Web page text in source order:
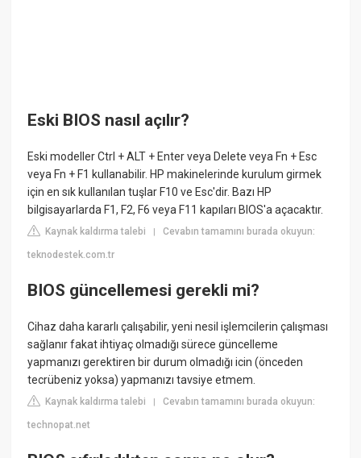
Eski BIOS nasıl açılır?
Eski modeller Ctrl + ALT + Enter veya Delete veya Fn + Esc
veya Fn + F1 kullanabilir. HP makinelerinde kurulum girmek
için en sık kullanılan tuşlar F10 ve Esc'dir. Bazı HP
bilgisayarlarda F1, F2, F6 veya F11 kapıları BIOS'a açacaktır.
Kaynak kaldırma talebi |Cevabın tamamını burada okuyun:
teknodestek.com.tr
BIOS güncellemesi gerekli mi?
Cihaz daha kararlı çalışabilir, yeni nesil işlemcilerin çalışması
sağlanır fakat ihtiyaç olmadığı sürece güncelleme
yapmanızı gerektiren bir durum olmadığı icin (önceden
tecrübeniz yoksa) yapmanızı tavsiye etmem.
Kaynak kaldırma talebi |Cevabın tamamını burada okuyun:
technopat.net